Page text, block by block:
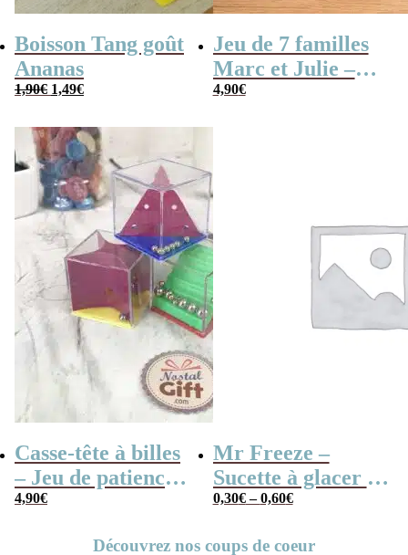
Boisson Tang goût
Ananas
1,90€ Le
prix
1,90€.
1,49€Le
prix
1,49€.
Jeu de 7 familles
Marc et Julie –
Les meilleures
4,90€
Casse-tête à billes
– Jeu de patience
cube x3
4,90€
Mr Freeze –
Sucette à glacer –
Fraise, Cola,
0,30€–0,60€
Découvrez nos coups de coeur